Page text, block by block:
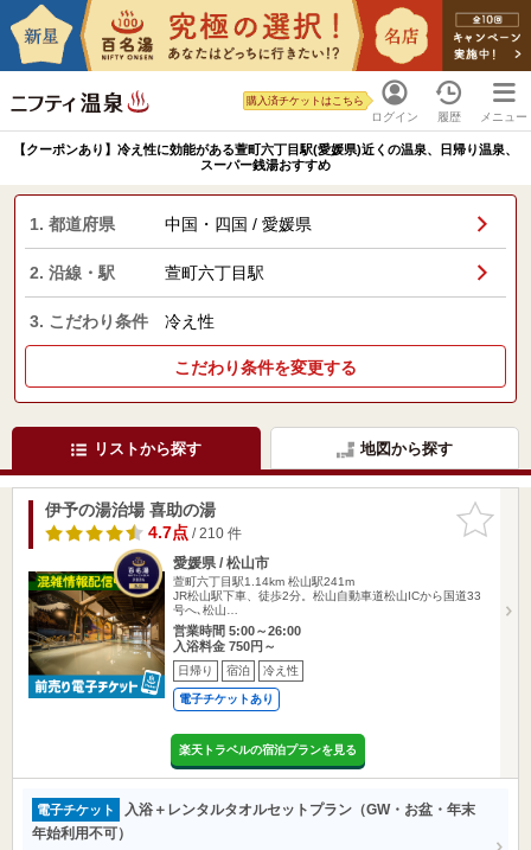
ログイン
購入済チケットはこちら
履歴 メニュー
【クーポンあり】冷え性に効能がある萱町六丁目駅(愛媛県)近くの温泉、日帰り温泉、
スーパー銭湯おすすめ
1. 都道府県 中国・四国 / 愛媛県
2. 沿線・駅 萱町六丁目駅
3. こだわり条件 冷え性
こだわり条件を変更する
リストから探す 地図から探す
お気に入
りに追加
伊予の湯治場 喜助の湯
4.7点/ 210 件
愛媛県 / 松山市
萱町六丁目駅1.14km 松山駅241m
JR松山駅下車、徒歩2分。松山自動車道松山ICから国道33
号へ､松山…
営業時間 5:00～26:00
入浴料金 750円～
日帰り 宿泊 冷え性
電子チケットあり
楽天トラベルの宿泊プランを見る
電子チケット
入浴＋レンタルタオルセットプラン（GW・お盆・年末
年始利用不可）